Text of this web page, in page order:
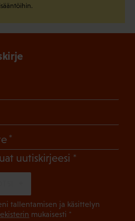
uutiskirjeesi (Pakollinen)
tallentamisen ja käsittelyn
mukaisesti *